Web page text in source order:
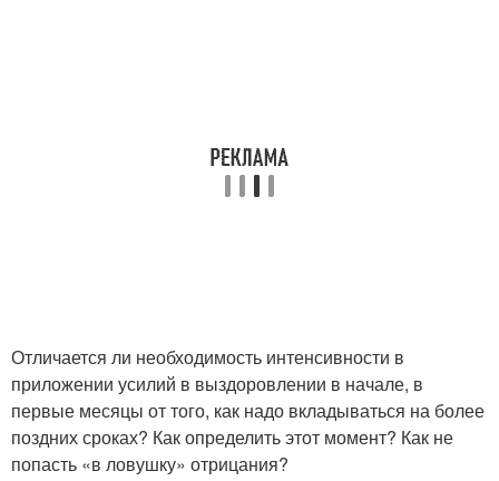
Отличается ли необходимость интенсивности в
приложении усилий в выздоровлении в начале, в
первые месяцы от того, как надо вкладываться на более
поздних сроках? Как определить этот момент? Как не
попасть «в ловушку» отрицания?